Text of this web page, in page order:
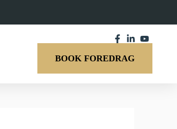
BOOK FOREDRAG